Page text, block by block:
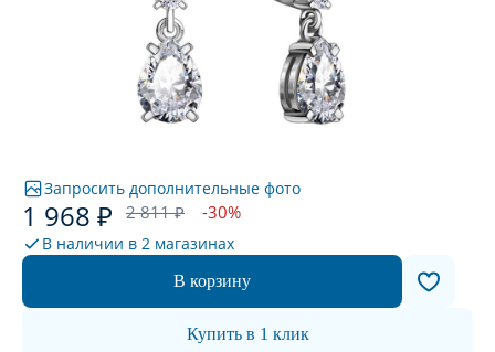
Запросить дополнительные фото
1 968 ₽ 2 811 ₽ -30%
В наличии в 2 магазинах
В корзину
Купить в 1 клик